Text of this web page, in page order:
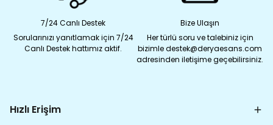
7/24 Canlı Destek
Sorularınızı yanıtlamak için 7/24
Canlı Destek hattımız aktif.
Bize Ulaşın
Her türlü soru ve talebiniz için
bizimle destek@deryaesans.com
adresinden iletişime geçebilirsiniz.
Hızlı Erişim